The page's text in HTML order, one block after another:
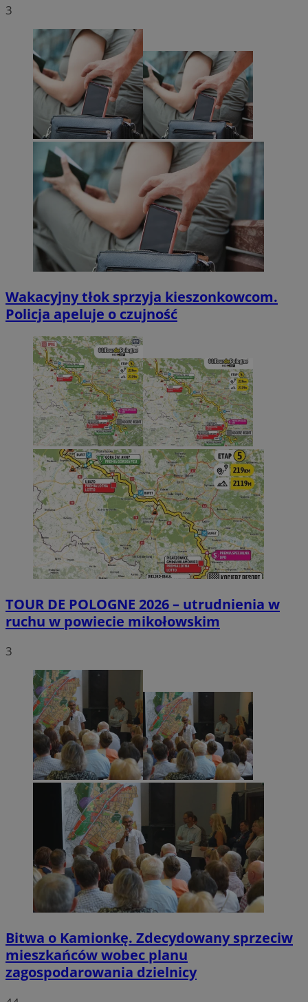
3
Wakacyjny tłok sprzyja kieszonkowcom.
Policja apeluje o czujność
TOUR DE POLOGNE 2026 – utrudnienia w
ruchu w powiecie mikołowskim
3
Bitwa o Kamionkę. Zdecydowany sprzeciw
mieszkańców wobec planu
zagospodarowania dzielnicy